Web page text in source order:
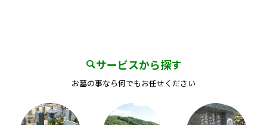
サービスから探す
お墓の事なら何でもお任せください